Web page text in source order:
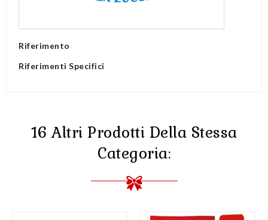
Riferimento
Riferimenti Specifici
16 Altri Prodotti Della Stessa
Categoria: